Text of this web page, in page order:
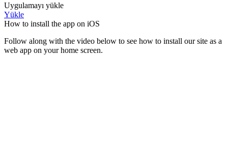
Uygulamayı yükle
Yükle
How to install the app on iOS
Follow along with the video below to see how to install our site as a
web app on your home screen.